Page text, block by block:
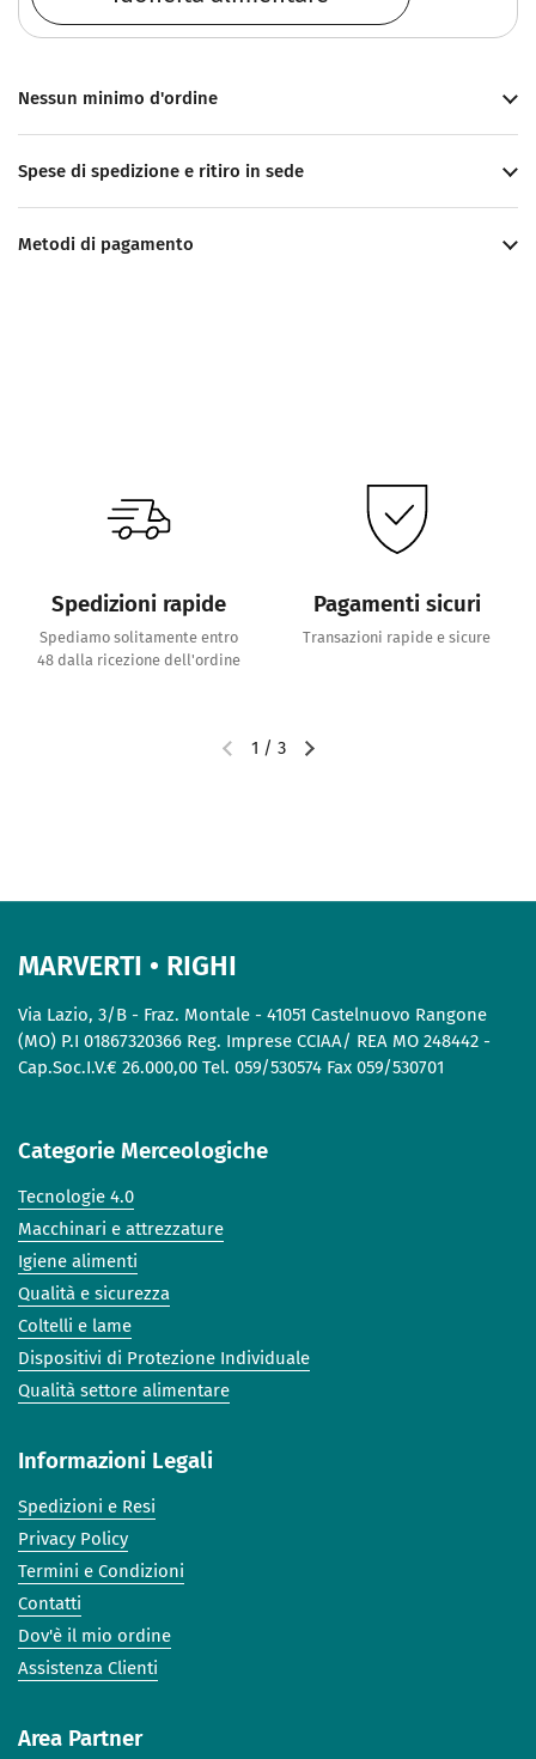
Nessun minimo d'ordine
Spese di spedizione e ritiro in sede
Metodi di pagamento
Spedizioni rapide
Spediamo solitamente entro
48 dalla ricezione dell'ordine
Pagamenti sicuri
Transazioni rapide e sicure
1 / 3
MARVERTI • RIGHI
Via Lazio, 3/B - Fraz. Montale - 41051 Castelnuovo Rangone
(MO) P.I 01867320366 Reg. Imprese CCIAA/ REA MO 248442 -
Cap.Soc.I.V.€ 26.000,00 Tel. 059/530574 Fax 059/530701
Categorie Merceologiche
Tecnologie 4.0
Macchinari e attrezzature
Igiene alimenti
Qualità e sicurezza
Coltelli e lame
Dispositivi di Protezione Individuale
Qualità settore alimentare
Informazioni Legali
Spedizioni e Resi
Privacy Policy
Termini e Condizioni
Contatti
Dov'è il mio ordine
Assistenza Clienti
Area Partner